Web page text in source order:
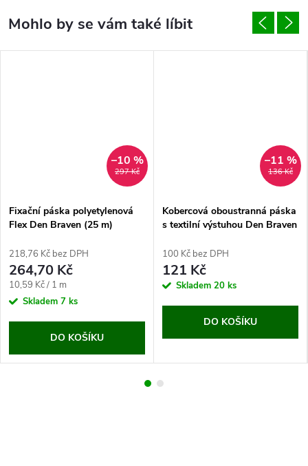
297 Kč
–10 %
Fixační páska polyetylenová
Flex Den Braven (25 m)
218,76 Kč bez DPH
264,70 Kč
Měrná
cena:
10,59 Kč / 1 m
Skladem 7 ks
DO KOŠÍKU
136 Kč
–11 %
Kobercová oboustranná páska
s textilní výstuhou Den Braven
100 Kč bez DPH
121 Kč
Skladem 20 ks
DO KOŠÍKU